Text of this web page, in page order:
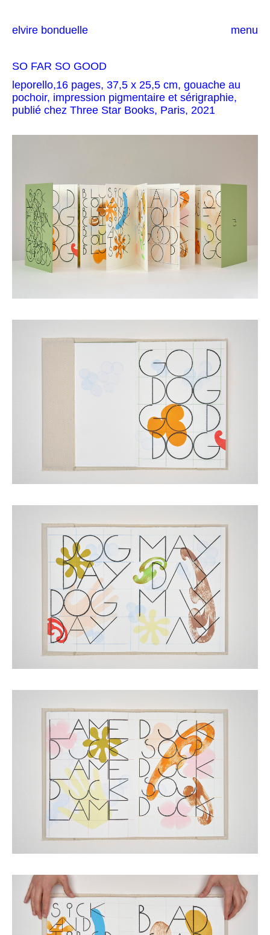
elvire bonduelle menu
SO FAR SO GOOD
leporello,16 pages, 37,5 x 25,5 cm, gouache au
pochoir, impression pigmentaire et sérigraphie,
publié chez Three Star Books, Paris, 2021